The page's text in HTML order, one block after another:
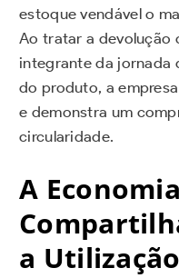
estoque vendável o
Ao tratar a devolução
integrante da jornada
do produto, a
e demonstra um
circularidade.
A
a